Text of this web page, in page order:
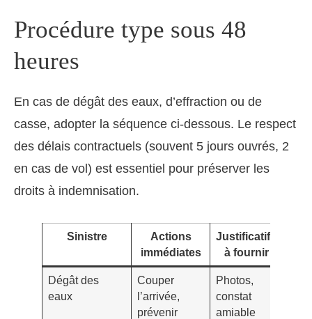
Procédure type sous 48
heures
En cas de dégât des eaux, d’effraction ou de
casse, adopter la séquence ci-dessous. Le respect
des délais contractuels (souvent 5 jours ouvrés, 2
en cas de vol) est essentiel pour préserver les
droits à indemnisation.
Sinistre
Actions
immédiates
Justificatifs
à fournir
Dégât des
eaux
Couper
l’arrivée,
prévenir
Photos,
constat
amiable